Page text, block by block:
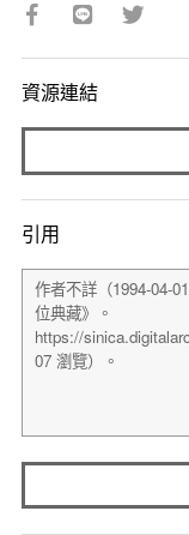
資源連結
引用